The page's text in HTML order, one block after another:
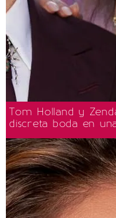
Tom Holland y
discreta boda en